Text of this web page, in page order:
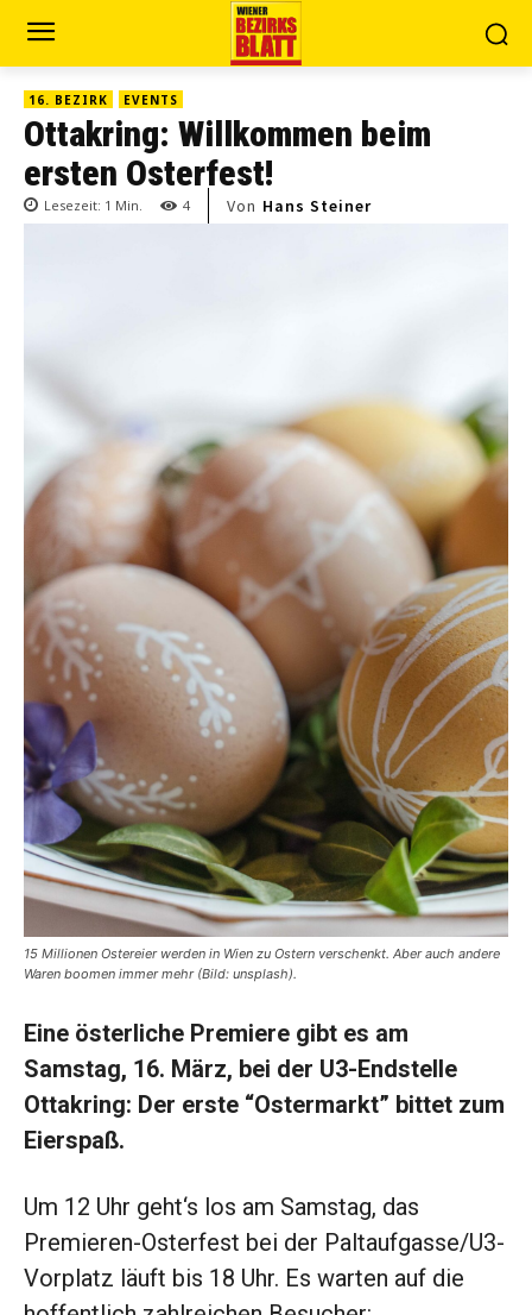
16. BEZIRK EVENTS
Ottakring: Willkommen beim
ersten Osterfest!
Lesezeit: 1 Min. 4 Von Hans Steiner
15 Millionen Ostereier werden in Wien zu Ostern verschenkt. Aber auch andere
Waren boomen immer mehr (Bild: unsplash).
Eine österliche Premiere gibt es am
Samstag, 16. März, bei der U3-Endstelle
Ottakring: Der erste “Ostermarkt” bittet zum
Eierspaß.
Um 12 Uhr geht‘s los am Samstag, das
Premieren-Osterfest bei der Paltaufgasse/U3-
Vorplatz läuft bis 18 Uhr. Es warten auf die